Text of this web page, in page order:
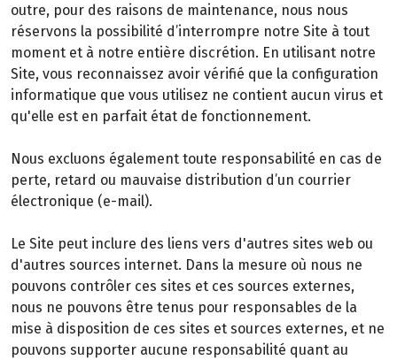
outre, pour des raisons de maintenance, nous nous
réservons la possibilité d’interrompre notre Site à tout
moment et à notre entière discrétion. En utilisant notre
Site, vous reconnaissez avoir vérifié que la configuration
informatique que vous utilisez ne contient aucun virus et
qu'elle est en parfait état de fonctionnement.
Nous excluons également toute responsabilité en cas de
perte, retard ou mauvaise distribution d’un courrier
électronique (e-mail).
Le Site peut inclure des liens vers d'autres sites web ou
d'autres sources internet. Dans la mesure où nous ne
pouvons contrôler ces sites et ces sources externes,
nous ne pouvons être tenus pour responsables de la
mise à disposition de ces sites et sources externes, et ne
pouvons supporter aucune responsabilité quant au